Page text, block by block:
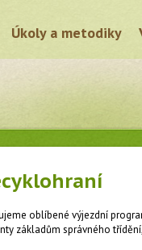
Úkoly a metodiky
oblíbené výjezdní
základům správného